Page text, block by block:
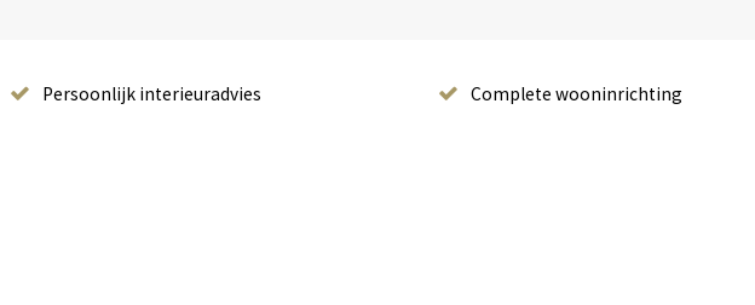
Persoonlijk interieuradvies Complete wooninrichting